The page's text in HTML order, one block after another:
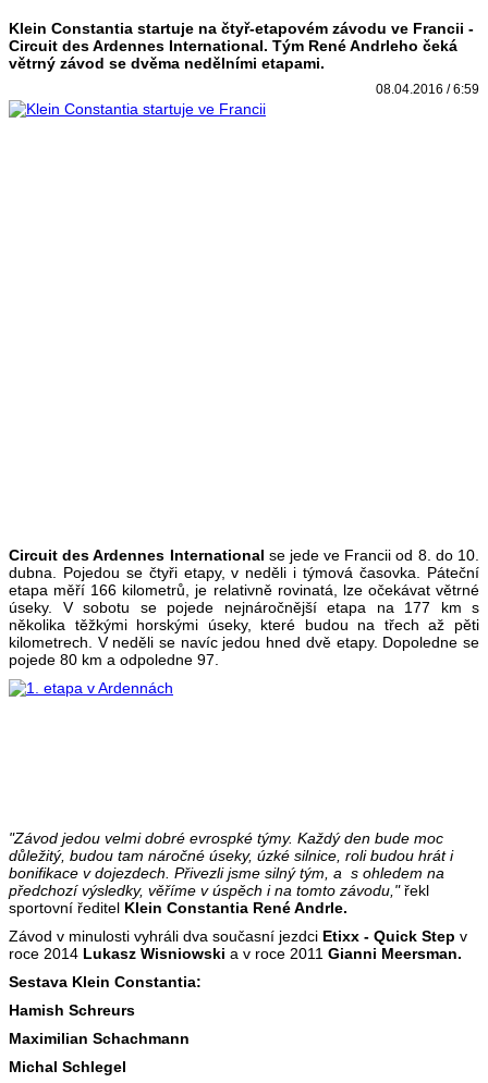
Klein Constantia startuje na čtyř-etapovém závodu ve Francii -
Circuit des Ardennes International. Tým René Andrleho čeká
větrný závod se dvěma nedělními etapami.
08.04.2016 / 6:59
Circuit des Ardennes International se jede ve Francii od 8. do 10.
dubna. Pojedou se čtyři etapy, v neděli i týmová časovka. Páteční
etapa měří 166 kilometrů, je relativně rovinatá, lze očekávat větrné
úseky. V sobotu se pojede nejnáročnější etapa na 177 km s
několika těžkými horskými úseky, které budou na třech až pěti
kilometrech. V neděli se navíc jedou hned dvě etapy. Dopoledne se
pojede 80 km a odpoledne 97.
"Závod jedou velmi dobré evrospké týmy. Každý den bude moc
důležitý, budou tam náročné úseky, úzké silnice, roli budou hrát i
bonifikace v dojezdech. Přivezli jsme silný tým, a s ohledem na
předchozí výsledky, věříme v úspěch i na tomto závodu,"řekl
sportovní ředitel Klein Constantia René Andrle.
Závod v minulosti vyhráli dva současní jezdci Etixx - Quick Step v
roce 2014 Lukasz Wisniowski a v roce 2011 Gianni Meersman.
Sestava Klein Constantia:
Hamish Schreurs
Maximilian Schachmann
Michal Schlegel